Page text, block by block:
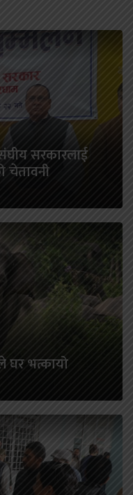
सरकारलाई
चेतावनी
घर भत्कायो